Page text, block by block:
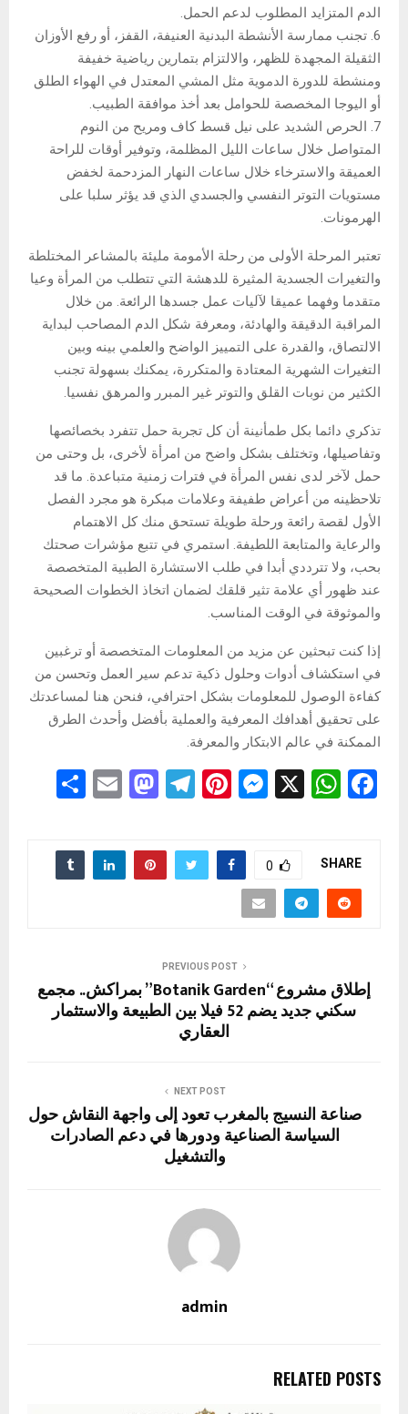
الدم المتزايد المطلوب لدعم الحمل.
6. تجنب ممارسة الأنشطة البدنية العنيفة، القفز، أو رفع الأوزان
الثقيلة المجهدة للظهر، والالتزام بتمارين رياضية خفيفة
ومنشطة للدورة الدموية مثل المشي المعتدل في الهواء الطلق
أو اليوجا المخصصة للحوامل بعد أخذ موافقة الطبيب.
7. الحرص الشديد على نيل قسط كاف ومريح من النوم
المتواصل خلال ساعات الليل المظلمة، وتوفير أوقات للراحة
العميقة والاسترخاء خلال ساعات النهار المزدحمة لخفض
مستويات التوتر النفسي والجسدي الذي قد يؤثر سلبا على
الهرمونات.
تعتبر المرحلة الأولى من رحلة الأمومة مليئة بالمشاعر المختلطة
والتغيرات الجسدية المثيرة للدهشة التي تتطلب من المرأة وعيا
متقدما وفهما عميقا لآليات عمل جسدها الرائعة. من خلال
المراقبة الدقيقة والهادئة، ومعرفة شكل الدم المصاحب لبداية
الالتصاق، والقدرة على التمييز الواضح والعلمي بينه وبين
التغيرات الشهرية المعتادة والمتكررة، يمكنك بسهولة تجنب
الكثير من نوبات القلق والتوتر غير المبرر والمرهق نفسيا.
تذكري دائما بكل طمأنينة أن كل تجربة حمل تتفرد بخصائصها
وتفاصيلها، وتختلف بشكل واضح من امرأة لأخرى، بل وحتى من
حمل لآخر لدى نفس المرأة في فترات زمنية متباعدة. ما قد
تلاحظينه من أعراض طفيفة وعلامات مبكرة هو مجرد الفصل
الأول لقصة رائعة ورحلة طويلة تستحق منك كل الاهتمام
والرعاية والمتابعة اللطيفة. استمري في تتبع مؤشرات صحتك
بحب، ولا تترددي أبدا في طلب الاستشارة الطبية المتخصصة
عند ظهور أي علامة تثير قلقك لضمان اتخاذ الخطوات الصحيحة
والموثوقة في الوقت المناسب.
إذا كنت تبحثين عن مزيد من المعلومات المتخصصة أو ترغبين
في استكشاف أدوات وحلول ذكية تدعم سير العمل وتحسن من
كفاءة الوصول للمعلومات بشكل احترافي، فنحن هنا لمساعدتك
على تحقيق أهدافك المعرفية والعملية بأفضل وأحدث الطرق
الممكنة في عالم الابتكار والمعرفة.
F
b
o
o
W
A
p
X
M
se
n
Pi
er
es
T
e
gr
M
st
o
E
ail
ar
e
SHARE
0
PREVIOUS POST
إطلاق مشروع “Botanik Garden” بمراكش.. مجمع
سكني جديد يضم 52 فيلا بين الطبيعة والاستثمار
العقاري
NEXT POST
صناعة النسيج بالمغرب تعود إلى واجهة النقاش حول
السياسة الصناعية ودورها في دعم الصادرات
والتشغيل
admin
RELATED POSTS